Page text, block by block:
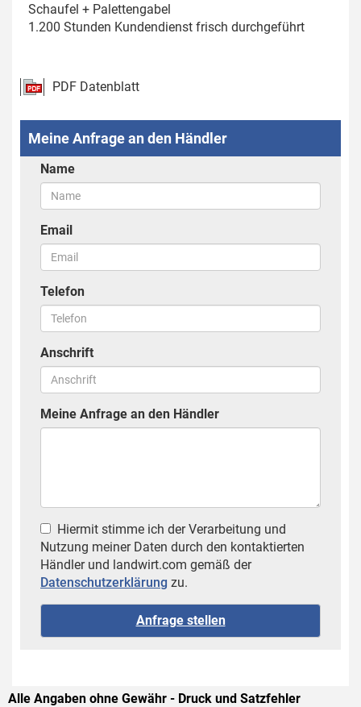
Schaufel + Palettengabel
1.200 Stunden Kundendienst frisch durchgeführt
PDF Datenblatt
Meine Anfrage an den Händler
Name
Email
Telefon
Anschrift
Meine Anfrage an den Händler
Hiermit stimme ich der Verarbeitung und
Nutzung meiner Daten durch den kontaktierten
Händler und landwirt.com gemäß der
Datenschutzerklärung zu.
Alle Angaben ohne Gewähr - Druck und Satzfehler